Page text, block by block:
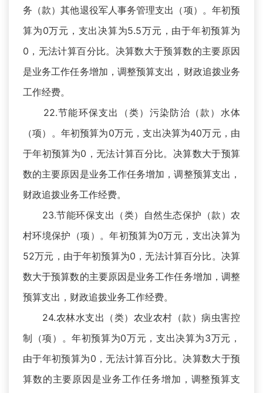
务（款）其他退役军人事务管理支出（项）。年初预
算为0万元，支出决算为5.5万元，由于年初预算为
0，无法计算百分比。决算数大于预算数的主要原因
是业务工作任务增加，调整预算支出，财政追拨业务
工作经费。
22.节能环保支出（类）污染防治（款）水体
（项）。年初预算为0万元，支出决算为40万元，由
于年初预算为0，无法计算百分比。决算数大于预算
数的主要原因是业务工作任务增加，调整预算支出，
财政追拨业务工作经费。
23.节能环保支出（类）自然生态保护（款）农
村环境保护（项）。年初预算为0万元，支出决算为
52万元，由于年初预算为0，无法计算百分比。决算
数大于预算数的主要原因是业务工作任务增加，调整
预算支出，财政追拨业务工作经费。
24.农林水支出（类）农业农村（款）病虫害控
制（项）。年初预算为0万元，支出决算为3万元，
由于年初预算为0，无法计算百分比。决算数大于预
算数的主要原因是业务工作任务增加，调整预算支